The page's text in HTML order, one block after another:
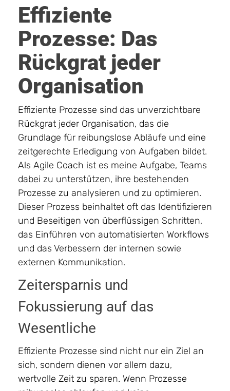
Effiziente
Prozesse: Das
Rückgrat jeder
Organisation
Effiziente Prozesse sind das unverzichtbare
Rückgrat jeder Organisation, das die
Grundlage für reibungslose Abläufe und eine
zeitgerechte Erledigung von Aufgaben bildet.
Als Agile Coach ist es meine Aufgabe, Teams
dabei zu unterstützen, ihre bestehenden
Prozesse zu analysieren und zu optimieren.
Dieser Prozess beinhaltet oft das Identifizieren
und Beseitigen von überflüssigen Schritten,
das Einführen von automatisierten Workflows
und das Verbessern der internen sowie
externen Kommunikation.
Zeitersparnis und
Fokussierung auf das
Wesentliche
Effiziente Prozesse sind nicht nur ein Ziel an
sich, sondern dienen vor allem dazu,
wertvolle Zeit zu sparen. Wenn Prozesse